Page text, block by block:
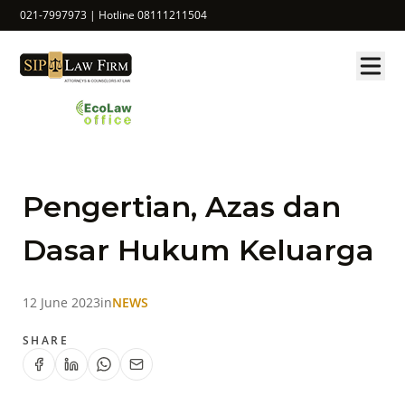
021-7997973 | Hotline 08111211504
Pengertian, Azas dan
Dasar Hukum Keluarga
12 June 2023inNEWS
SHARE